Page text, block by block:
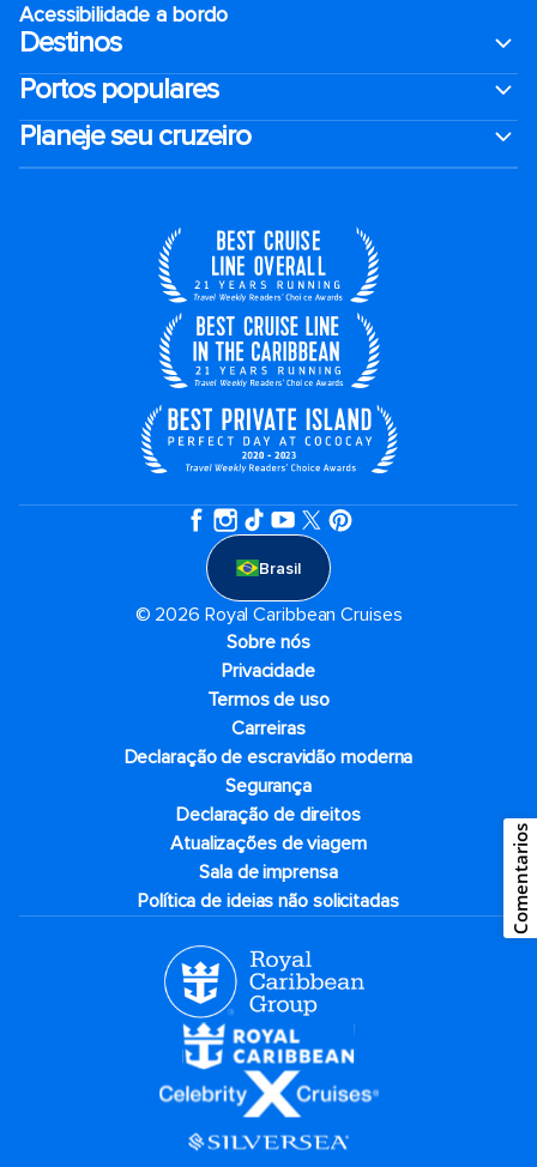
Acessibilidade a bordo
Destinos
Portos populares
Planeje seu cruzeiro
Brasil
© 2026 Royal Caribbean Cruises
Sobre nós
Privacidade
Termos de uso
Carreiras
Declaração de escravidão moderna
Segurança
Declaração de direitos
Atualizações de viagem
Sala de imprensa
Política de ideias não solicitadas
Comentarios